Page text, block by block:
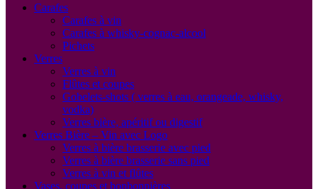
Carafes
Carafes à vin
Carafes à whisky-cognac-alcool
Pichets
Verres
Verres à vin
Flûtes et coupes
Gobelets-shots ( verres à eau, orangeade, whisky,
vodka)
Verres bière, apéritif ou digestif
Verres Bière – Vin avec Logo
Verres à bière brasserie avec pied
Verres à bière brasserie sans pied
Verres à vin et flûtes
Vases, coupes et bonbonnières